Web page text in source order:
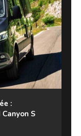
:
S